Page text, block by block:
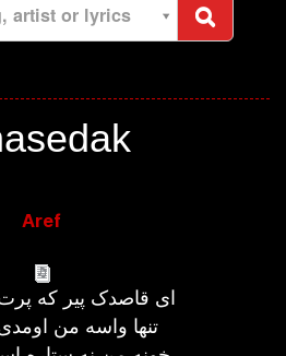
artist or lyrics
Aref
ای قاصدک پیر که
تنها واسه من اومدی